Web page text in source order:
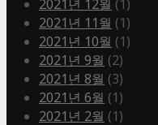
2021년 12월 (1)
2021년 11월 (1)
2021년 10월 (1)
2021년 9월 (2)
2021년 8월 (3)
2021년 6월 (1)
2021년 2월 (1)